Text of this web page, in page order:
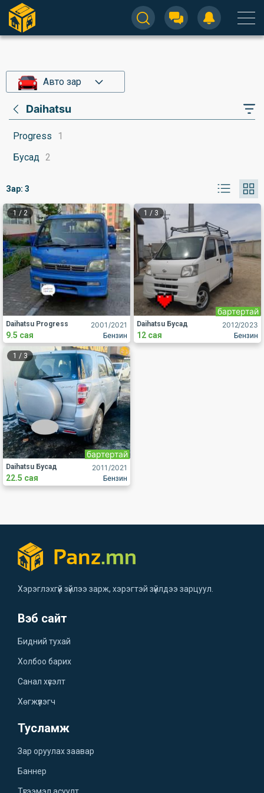
Авто зар
Daihatsu
Progress
1
Бусад 2
Зар: 3
1 /2
2001 /2021
Бензин
Daihatsu Progress
9.5 сая
1 / 3
2012/2023
Бензин
бартертай
Daihatsu Бусад
12 сая
1 / 3
2011 /2021
Бензин
бартертай
Daihatsu Бусад
22.5 сая
Хэрэглэхгүй зүйлээ зарж, хэрэгтэй зүйлдээ зарцуул.
Вэб сайт
Бидний тухай
Холбоо барих
Санал хүсэлт
Хөгжүүлэгч
Тусламж
Зар оруулах заавар
Баннер